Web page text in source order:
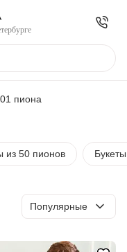
пиона
из 50 пионов
Сортировка
Популярные